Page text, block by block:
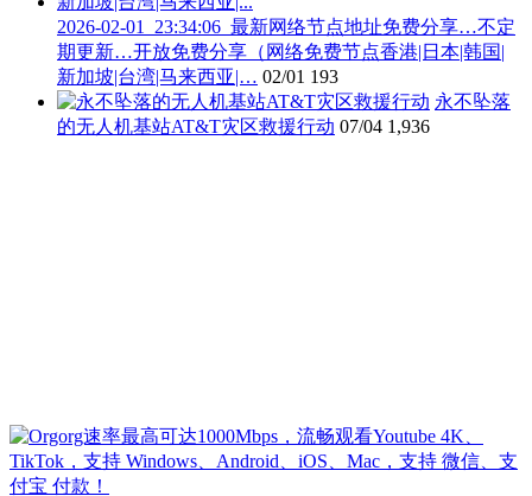
2026-02-01_23:34:06_最新网络节点地址免费分享…不定
期更新…开放免费分享（网络免费节点香港|日本|韩国|
新加坡|台湾|马来西亚|… 02/01 193
永不坠落
的无人机基站AT&T灾区救援行动 07/04 1,936